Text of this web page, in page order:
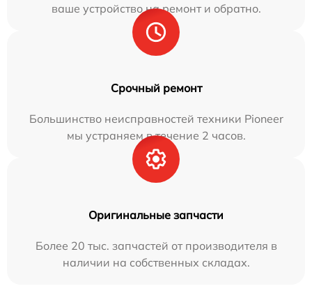
ваше устройство на ремонт и обратно.
Срочный ремонт
Большинство неисправностей техники Pioneer
мы устраняем в течение 2 часов.
Оригинальные запчасти
Более 20 тыс. запчастей от производителя в
наличии на собственных складах.